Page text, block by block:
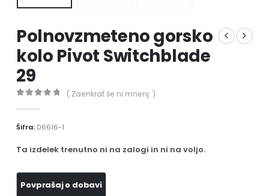
Polnovzmeteno gorsko
kolo Pivot Switchblade
29
( Zaenkrat še ni mnenj. )
Šifra: 06616-1
Ta izdelek trenutno ni na zalogi in ni na voljo.